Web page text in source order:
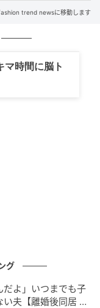
くことはできま
れますよ」
が高齢の女性に
中に深い印象を
trend newsに移動します
マ時間に脳ト
グ
だよ」いつまでも子
夫【離婚後同居 Vo